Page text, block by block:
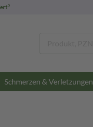
3
Schmerzen & Verletzungen